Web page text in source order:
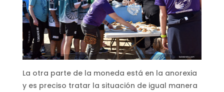
La otra parte de la moneda está en la anorexia
y es preciso tratar la situación de igual manera